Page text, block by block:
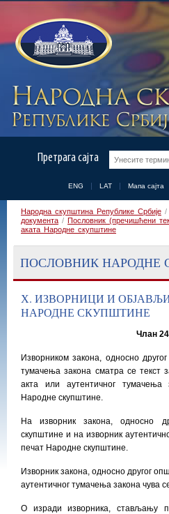
Претрага сајта
ENG LAT Мапа сајта
Народна скупштина Републике Србије /
документа / Пословник (пречишћени
аката Народне скупштине
ПОСЛОВНИК НАРОДНЕ
Х. ИЗВОРНИЦИ И
НАРОДНЕ СКУПШТИНЕ
Члан
Изворником закона, односно
тумачења закона сматра се текст
акта или аутентичног тумачења
Народне скупштине.
На изворник закона, односно
скупштине и на изворник
печат Народне скупштине.
Изворник закона, односно другог
аутентичног тумачења закона чува
О изради изворника, стављању